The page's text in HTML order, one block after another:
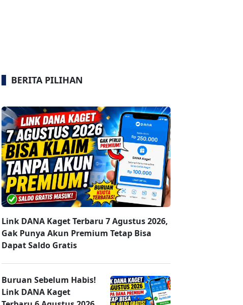
BERITA PILIHAN
Link DANA Kaget Terbaru 7 Agustus 2026,
Gak Punya Akun Premium Tetap Bisa
Dapat Saldo Gratis
Buruan Sebelum Habis!
Link DANA Kaget